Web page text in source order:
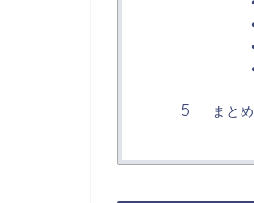
まとめ